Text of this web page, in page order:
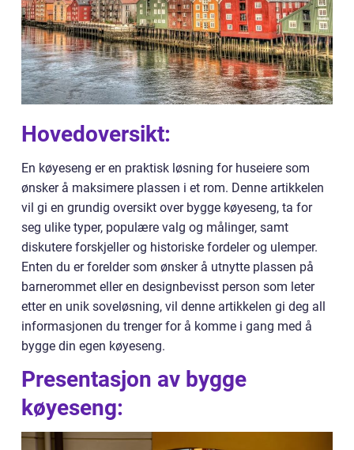
Hovedoversikt:
En køyeseng er en praktisk løsning for huseiere som
ønsker å maksimere plassen i et rom. Denne artikkelen
vil gi en grundig oversikt over bygge køyeseng, ta for
seg ulike typer, populære valg og målinger, samt
diskutere forskjeller og historiske fordeler og ulemper.
Enten du er forelder som ønsker å utnytte plassen på
barnerommet eller en designbevisst person som leter
etter en unik soveløsning, vil denne artikkelen gi deg all
informasjonen du trenger for å komme i gang med å
bygge din egen køyeseng.
Presentasjon av bygge
køyeseng: